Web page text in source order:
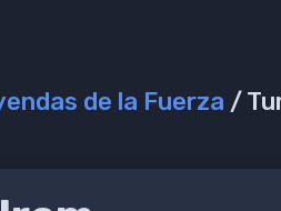
de la Fuerza /